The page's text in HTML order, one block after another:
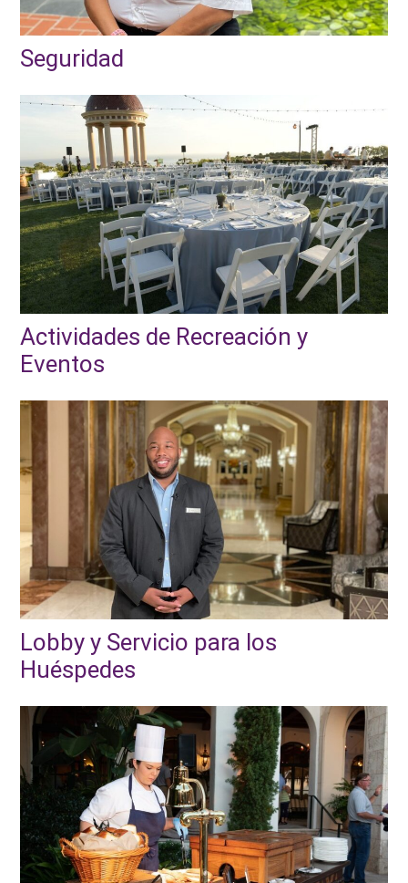
Seguridad
Actividades de Recreación y
Eventos
Lobby y Servicio para los
Huéspedes